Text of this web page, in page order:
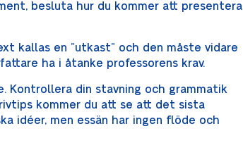
besluta hur du kommer att presentera
kallas en ”utkast” och den måste vidare
ha i åtanke professorens krav.
Kontrollera din stavning och grammatik
kommer du att se att det sista
idéer, men essän har ingen flöde och